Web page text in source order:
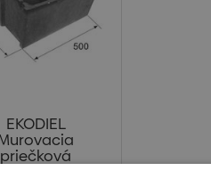
EKODIEL
priečková